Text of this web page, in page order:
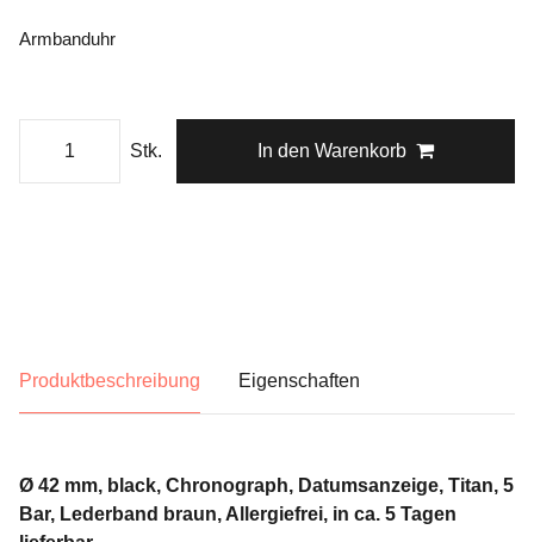
Armbanduhr
Stk. In den Warenkorb
Produktbeschreibung Eigenschaften
Ø 42 mm, black, Chronograph, Datumsanzeige, Titan, 5
Bar, Lederband braun, Allergiefrei, in ca. 5 Tagen